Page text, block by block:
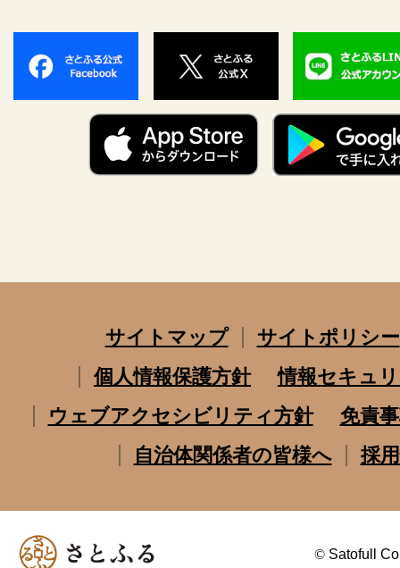
サイトマップ
サイトポリシー
個人情報保護方針
情報セキュ
ウェブアクセシビリティ方針
免責
自治体関係者の皆様へ
採
© Satofull